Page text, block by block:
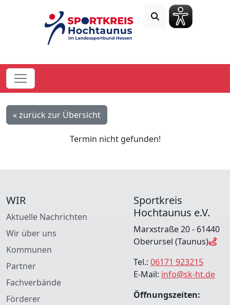
« zurück zur Übersicht
Termin nicht gefunden!
WIR
Aktuelle Nachrichten
Wir über uns
Kommunen
Partner
Fachverbände
Förderer
Sportkreis
Hochtaunus e.V.
Marxstraße 20 - 61440
Oberursel (Taunus)
Tel.: 06171 923215
E-Mail: info@sk-ht.de
Öffnungszeiten: